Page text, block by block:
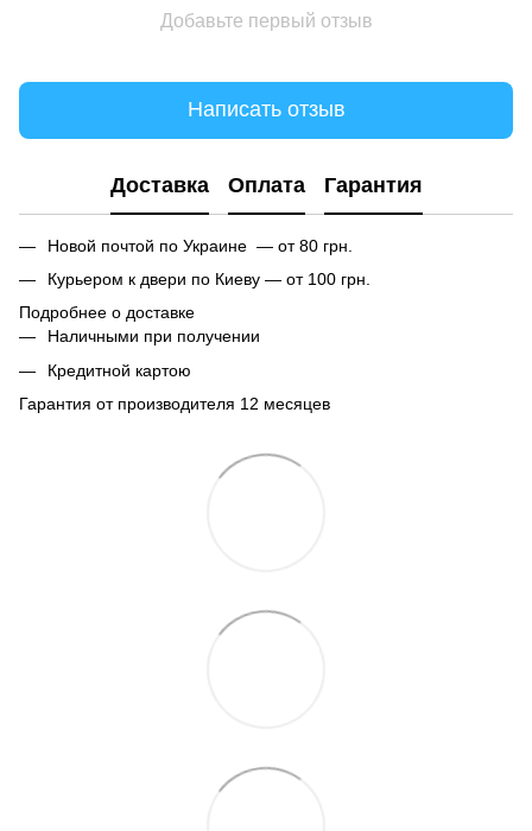
Добавьте первый отзыв
Написать отзыв
Доставка Оплата Гарантия
Новой почтой по Украине — от 80 грн.
Курьером к двери по Киеву — от 100 грн.
Подробнее о доставке
Наличными при получении
Кредитной картою
Гарантия от производителя 12 месяцев